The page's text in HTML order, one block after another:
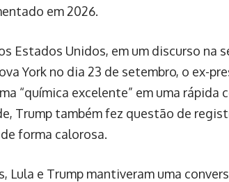
em 2026.
Estados Unidos, em um discurso na
York no dia 23 de setembro, o ex-
“química excelente” em uma rápida
Trump também fez questão de
forma calorosa.
Lula e Trump mantiveram uma